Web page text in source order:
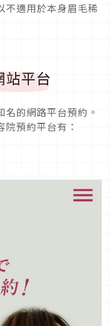
不適用於本身眉毛稀
站平台
的網路平台預約。
預約平台有：